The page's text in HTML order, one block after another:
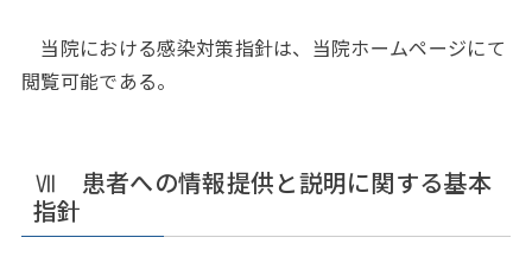
当院における感染対策指針は、当院ホームページにて
閲覧可能である。
Ⅶ 患者への情報提供と説明に関する基本
指針